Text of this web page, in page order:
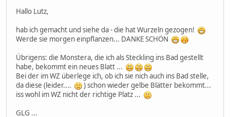
Hallo Lutz,
hab ich gemacht und siehe da - die hat Wurzeln gezogen!
Werde sie morgen einpflanzen... DANKE SCHÖN
Übrigens: die Monstera, die ich als Steckling ins Bad gestellt
habe, bekommt ein neues Blatt ...
Bei der im WZ überlege ich, ob ich sie nich auch ins Bad stelle,
da diese (leider....
) schon wieder gelbe Blätter bekommt...
iss wohl im WZ nicht der richtige Platz ...
GLG ...